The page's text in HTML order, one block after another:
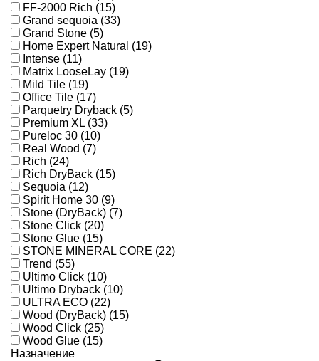
FF-2000 Rich (15)
Grand sequoia (33)
Grand Stone (5)
Home Expert Natural (19)
Intense (11)
Matrix LooseLay (19)
Mild Tile (19)
Office Tile (17)
Parquetry Dryback (5)
Premium XL (33)
Pureloc 30 (10)
Real Wood (7)
Rich (24)
Rich DryBack (15)
Sequoia (12)
Spirit Home 30 (9)
Stone (DryBack) (7)
Stone Click (20)
Stone Glue (15)
STONE MINERAL CORE (22)
Trend (55)
Ultimo Click (10)
Ultimo Dryback (10)
ULTRA ECO (22)
Wood (DryBack) (15)
Wood Click (25)
Wood Glue (15)
Назначение